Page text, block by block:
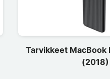
Tarvikkeet MacBook
(2018)